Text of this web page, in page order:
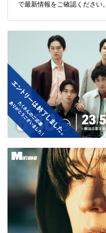
で最新情報をご確認ください。